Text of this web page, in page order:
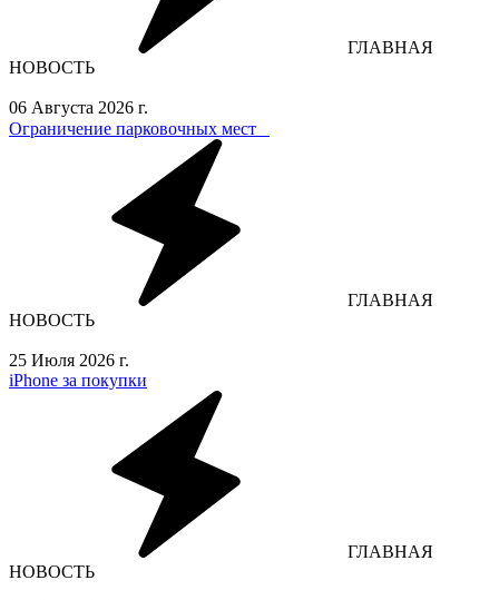
ГЛАВНАЯ
НОВОСТЬ
06 Августа 2026 г.
Ограничение парковочных мест⁣⁣⠀
ГЛАВНАЯ
НОВОСТЬ
25 Июля 2026 г.
iPhone за покупки
ГЛАВНАЯ
НОВОСТЬ